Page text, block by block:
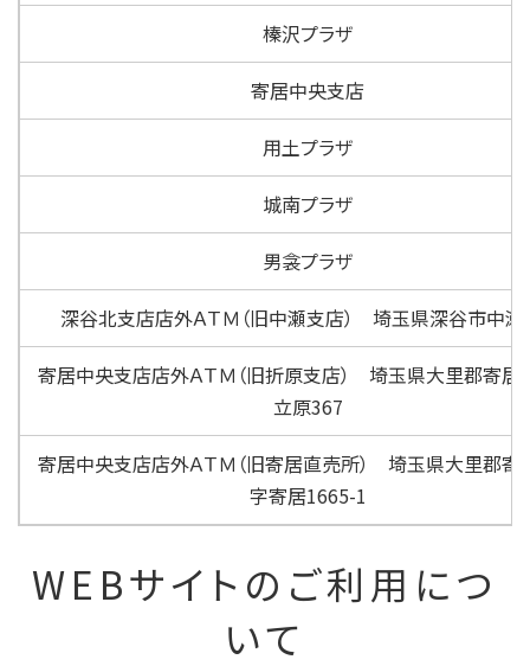
榛沢プラザ
寄居中央支店
用土プラザ
城南プラザ
男衾プラザ
深谷北支店店外ＡＴＭ（旧中瀬支店） 埼玉県深谷市中
寄居中央支店店外ＡＴＭ（旧折原支店） 埼玉県大里郡寄居
立原367
寄居中央支店店外ＡＴＭ（旧寄居直売所） 埼玉県大里郡寄
字寄居1665-1
WEBサイトのご利用につ
いて